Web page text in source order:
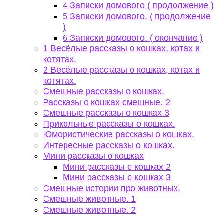
4 Записки домового ( продолжение )
5 Записки домового. ( продолжение
)
6 Записки домового. ( окончание )
1 Весёлые рассказы о кошках, котах и
котятах.
2 Весёлые рассказы о кошках, котах и
котятах.
Смешные рассказы о кошках.
Рассказы о кошках смешные. 2
Смешные рассказы о кошках 3
Прикольные рассказы о кошках.
Юмористические рассказы о кошках.
Интересные рассказы о кошках.
Мини рассказы о кошках
Мини рассказы о кошках 2
Мини рассказы о кошках 3
Смешные истории про животных.
Смешные животные. 1
Смешные животные. 2